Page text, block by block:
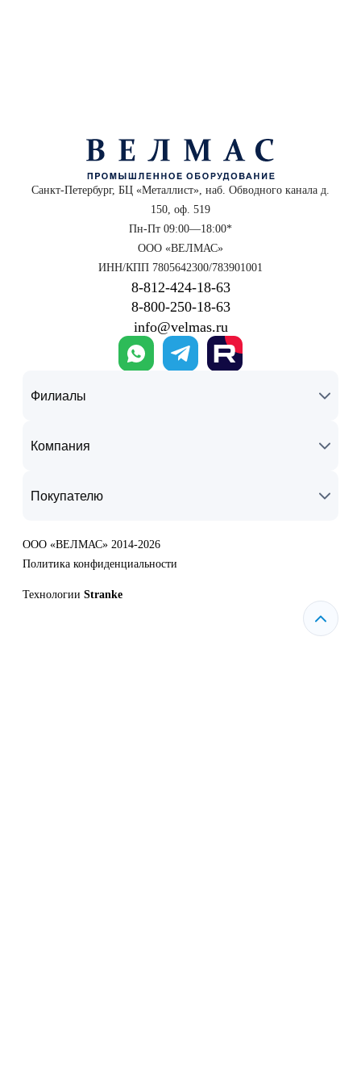
Санкт-Петербург, БЦ «Металлист», наб. Обводного канала д.
150, оф. 519
Пн-Пт 09:00—18:00*
ООО «ВЕЛМАС»
ИНН/КПП 7805642300/783901001
8‑812‑424‑18‑63
8‑800‑250‑18‑63
info@velmas.ru
Филиалы
Компания
Покупателю
ООО «ВЕЛМАС» 2014-2026
Политика конфиденциальности
Технологии Stranke